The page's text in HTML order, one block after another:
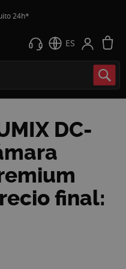
gratuita
ES
DC-
final: